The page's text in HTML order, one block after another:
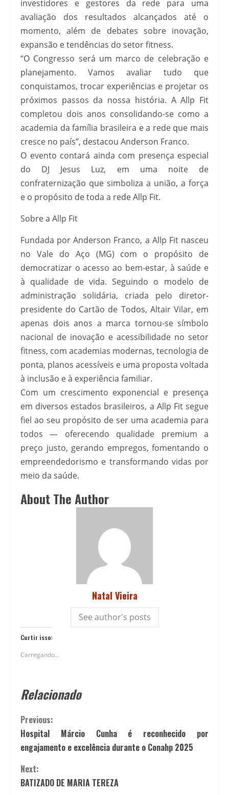
investidores e gestores da rede para uma
avaliação dos resultados alcançados até o
momento, além de debates sobre inovação,
expansão e tendências do setor fitness.
“O Congresso será um marco de celebração e
planejamento. Vamos avaliar tudo que
conquistamos, trocar experiências e projetar os
próximos passos da nossa história. A Allp Fit
completou dois anos consolidando-se como a
academia da família brasileira e a rede que mais
cresce no país”, destacou Anderson Franco.
O evento contará ainda com presença especial
do DJ Jesus Luz, em uma noite de
confraternização que simboliza a união, a força
e o propósito de toda a rede Allp Fit.
Sobre a Allp Fit
Fundada por Anderson Franco, a Allp Fit nasceu
no Vale do Aço (MG) com o propósito de
democratizar o acesso ao bem-estar, à saúde e
à qualidade de vida. Seguindo o modelo de
administração solidária, criada pelo diretor-
presidente do Cartão de Todos, Altair Vilar, em
apenas dois anos a marca tornou-se símbolo
nacional de inovação e acessibilidade no setor
fitness, com academias modernas, tecnologia de
ponta, planos acessíveis e uma proposta voltada
à inclusão e à experiência familiar.
Com um crescimento exponencial e presença
em diversos estados brasileiros, a Allp Fit segue
fiel ao seu propósito de ser uma academia para
todos — oferecendo qualidade premium a
preço justo, gerando empregos, fomentando o
empreendedorismo e transformando vidas por
meio da saúde.
About The Author
Natal Vieira
See author's posts
Curtir isso:
Carregando...
Relacionado
Previous:
Hospital Márcio Cunha é reconhecido por
engajamento e excelência durante o Conahp 2025
Next:
BATIZADO DE MARIA TEREZA